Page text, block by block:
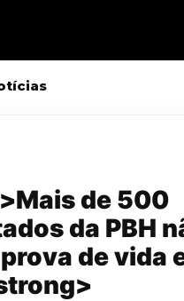
de 500
da PBH
de vida